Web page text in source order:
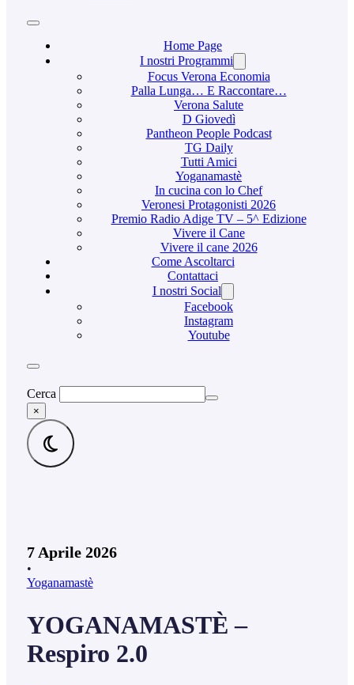
Home Page
I nostri Programmi
Focus Verona Economia
Palla Lunga… E Raccontare…
Verona Salute
D Giovedì
Pantheon People Podcast
TG Daily
Tutti Amici
Yoganamastè
In cucina con lo Chef
Veronesi Protagonisti 2026
Premio Radio Adige TV – 5^ Edizione
Vivere il Cane
Vivere il cane 2026
Come Ascoltarci
Contattaci
I nostri Social
Facebook
Instagram
Youtube
Cerca
×
7 Aprile 2026
•
Yoganamastè
YOGANAMASTÈ –
Respiro 2.0